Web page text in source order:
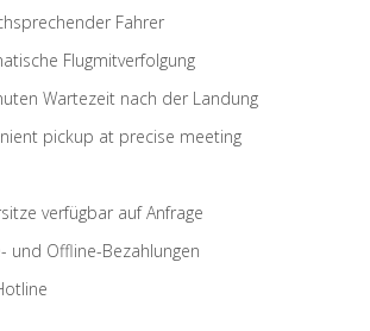
Fahrer
Flugmitverfolgung
Wartezeit nach der Landung
pickup at precise meeting
verfügbar auf Anfrage
und Offline-Bezahlungen